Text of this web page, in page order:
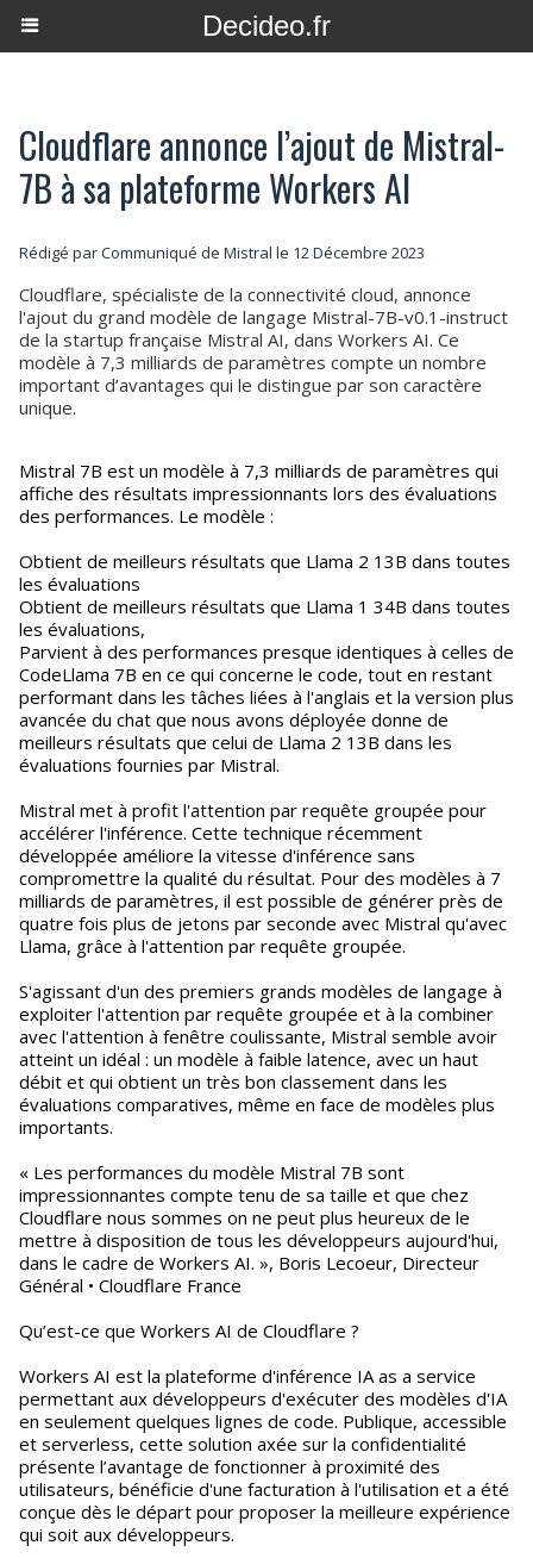
Decideo.fr
Cloudflare annonce l’ajout de Mistral-
7B à sa plateforme Workers AI
Rédigé par Communiqué de Mistral le 12 Décembre 2023
Cloudflare, spécialiste de la connectivité cloud, annonce
l'ajout du grand modèle de langage Mistral-7B-v0.1-instruct
de la startup française Mistral AI, dans Workers AI. Ce
modèle à 7,3 milliards de paramètres compte un nombre
important d’avantages qui le distingue par son caractère
unique.
Mistral 7B est un modèle à 7,3 milliards de paramètres qui
affiche des résultats impressionnants lors des évaluations
des performances. Le modèle :
Obtient de meilleurs résultats que Llama 2 13B dans toutes
les évaluations
Obtient de meilleurs résultats que Llama 1 34B dans toutes
les évaluations,
Parvient à des performances presque identiques à celles de
CodeLlama 7B en ce qui concerne le code, tout en restant
performant dans les tâches liées à l'anglais et la version plus
avancée du chat que nous avons déployée donne de
meilleurs résultats que celui de Llama 2 13B dans les
évaluations fournies par Mistral.
Mistral met à profit l'attention par requête groupée pour
accélérer l'inférence. Cette technique récemment
développée améliore la vitesse d'inférence sans
compromettre la qualité du résultat. Pour des modèles à 7
milliards de paramètres, il est possible de générer près de
quatre fois plus de jetons par seconde avec Mistral qu'avec
Llama, grâce à l'attention par requête groupée.
S'agissant d'un des premiers grands modèles de langage à
exploiter l'attention par requête groupée et à la combiner
avec l'attention à fenêtre coulissante, Mistral semble avoir
atteint un idéal : un modèle à faible latence, avec un haut
débit et qui obtient un très bon classement dans les
évaluations comparatives, même en face de modèles plus
importants.
« Les performances du modèle Mistral 7B sont
impressionnantes compte tenu de sa taille et que chez
Cloudflare nous sommes on ne peut plus heureux de le
mettre à disposition de tous les développeurs aujourd'hui,
dans le cadre de Workers AI. », Boris Lecoeur, Directeur
Général • Cloudflare France
Qu’est-ce que Workers AI de Cloudflare ?
Workers AI est la plateforme d'inférence IA as a service
permettant aux développeurs d'exécuter des modèles d'IA
en seulement quelques lignes de code. Publique, accessible
et serverless, cette solution axée sur la confidentialité
présente l’avantage de fonctionner à proximité des
utilisateurs, bénéficie d'une facturation à l'utilisation et a été
conçue dès le départ pour proposer la meilleure expérience
qui soit aux développeurs.